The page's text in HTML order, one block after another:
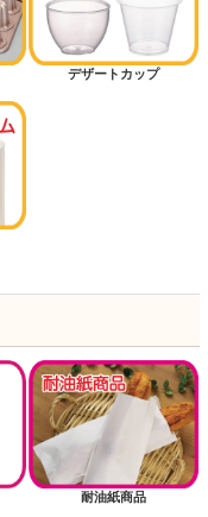
デザートカップ
耐油紙商品